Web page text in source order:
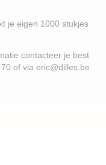
1000 stukjes
je best
70 of via eric@dilles.be